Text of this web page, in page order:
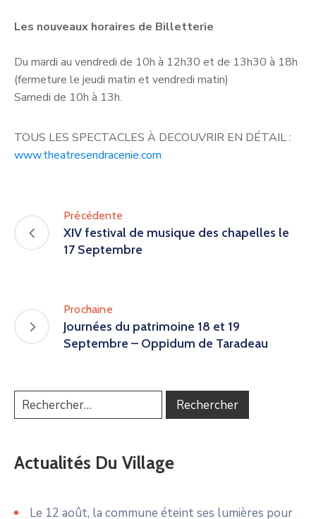
Les nouveaux horaires de Billetterie
Du mardi au vendredi de 10h à 12h30 et de 13h30 à 18h
(fermeture le jeudi matin et vendredi matin)
Samedi de 10h à 13h.
TOUS LES SPECTACLES À DECOUVRIR EN DÉTAIL :
www.theatresendracenie.com
Précédente
XIV festival de musique des chapelles le
17 Septembre
Prochaine
Journées du patrimoine 18 et 19
Septembre – Oppidum de Taradeau
Actualités Du Village
Le 12 août, la commune éteint ses lumières pour